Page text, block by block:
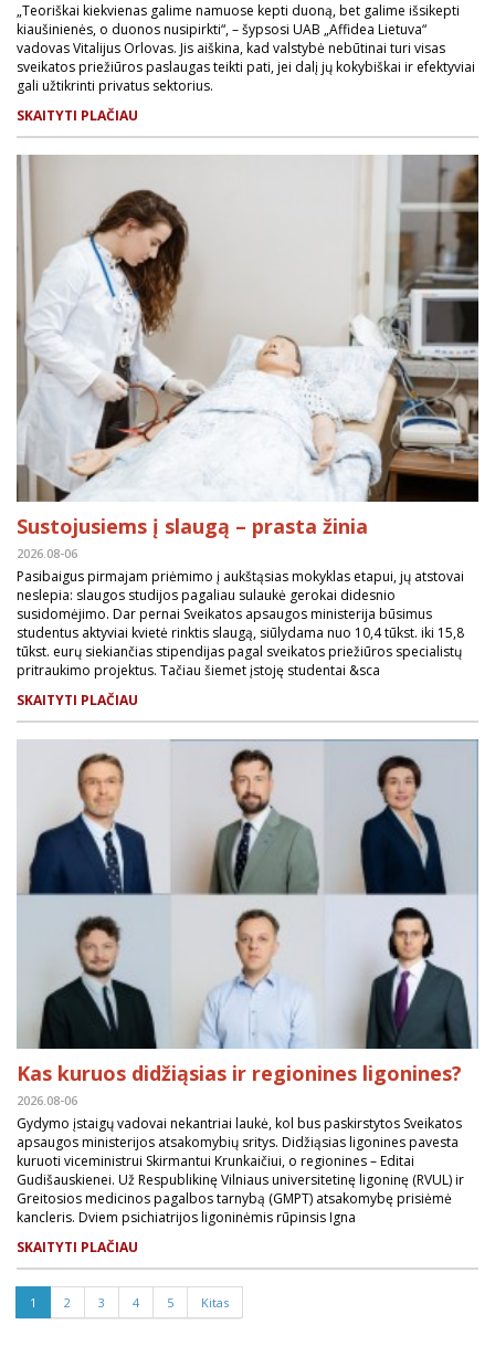
„Teoriškai kiekvienas galime namuose kepti duoną, bet galime išsikepti
kiaušinienės, o duonos nusipirkti“, – šypsosi UAB „Affidea Lietuva“
vadovas Vitalijus Orlovas. Jis aiškina, kad valstybė nebūtinai turi visas
sveikatos priežiūros paslaugas teikti pati, jei dalį jų kokybiškai ir efektyviai
gali užtikrinti privatus sektorius.
SKAITYTI PLAČIAU
Sustojusiems į slaugą – prasta žinia
2026.08-06
Pasibaigus pirmajam priėmimo į aukštąsias mokyklas etapui, jų atstovai
neslepia: slaugos studijos pagaliau sulaukė gerokai didesnio
susidomėjimo. Dar pernai Sveikatos apsaugos ministerija būsimus
studentus aktyviai kvietė rinktis slaugą, siūlydama nuo 10,4 tūkst. iki 15,8
tūkst. eurų siekiančias stipendijas pagal sveikatos priežiūros specialistų
pritraukimo projektus. Tačiau šiemet įstoję studentai &sca
SKAITYTI PLAČIAU
Kas kuruos didžiąsias ir regionines ligonines?
2026.08-06
Gydymo įstaigų vadovai nekantriai laukė, kol bus paskirstytos Sveikatos
apsaugos ministerijos atsakomybių sritys. Didžiąsias ligonines pavesta
kuruoti viceministrui Skirmantui Krunkaičiui, o regionines – Editai
Gudišauskienei. Už Respublikinę Vilniaus universitetinę ligoninę (RVUL) ir
Greitosios medicinos pagalbos tarnybą (GMPT) atsakomybę prisiėmė
kancleris. Dviem psichiatrijos ligoninėmis rūpinsis Igna
SKAITYTI PLAČIAU
1 2 3 4 5 Kitas